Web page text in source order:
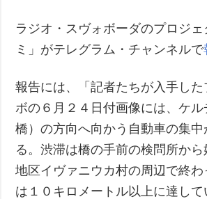
ラジオ・スヴォボーダのプロジ
ミ」がテレグラム・チャンネルで
報告には、「記者たちが入手した
ボの６月２４日付画像には、ケ
橋）の方向へ向かう自動車の集
る。渋滞は橋の手前の検問所か
地区イヴァニウカ村の周辺で終
は１０キロメートル以上に達し